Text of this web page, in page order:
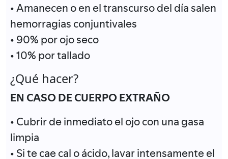
• Amanecen o en el transcurso del día salen
hemorragias conjuntivales
• 90% por ojo seco
• 10% por tallado
¿Qué hacer?
EN CASO DE CUERPO EXTRAÑO
• Cubrir de inmediato el ojo con una gasa
limpia
• Si te cae cal o ácido, lavar intensamente el